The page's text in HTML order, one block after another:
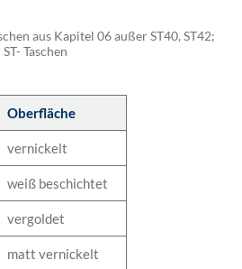
aus Kapitel 06 außer ST40, ST42;
Taschen
Oberfläche
vernickelt
weiß beschichtet
vergoldet
matt vernickelt